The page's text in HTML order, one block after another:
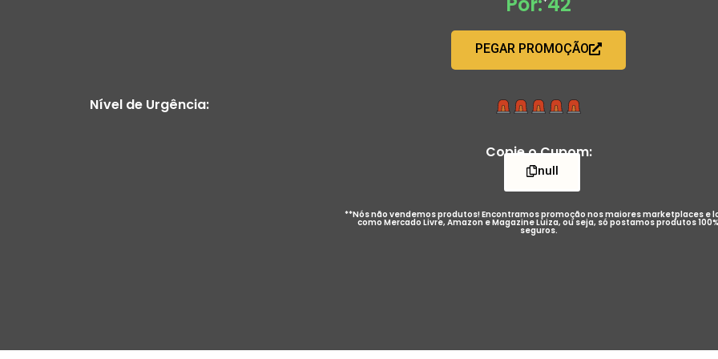
PEGAR PROMOÇÃO
Nível de Urgência:
Copie o Cupom:
null
**Nós não vendemos produtos! Encontramos promoção nos maiores marketplaces e
como Mercado Livre, Amazon e Magazine Luiza, ou seja, só postamos produtos 100%
seguros.